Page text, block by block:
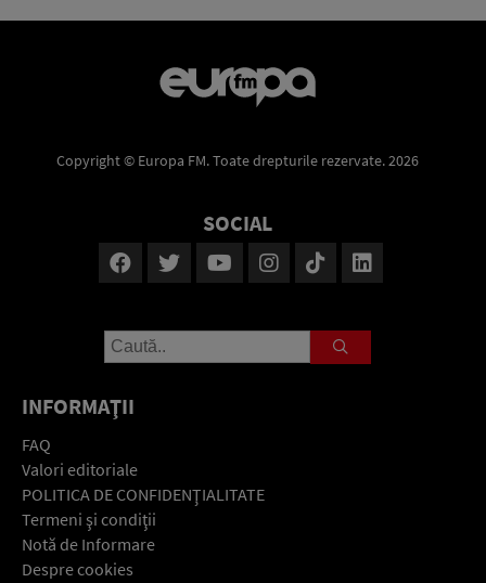
Copyright © Europa FM. Toate drepturile rezervate. 2026
SOCIAL
INFORMAŢII
FAQ
Valori editoriale
POLITICA DE CONFIDENŢIALITATE
Termeni şi condiţii
Notă de Informare
Despre cookies